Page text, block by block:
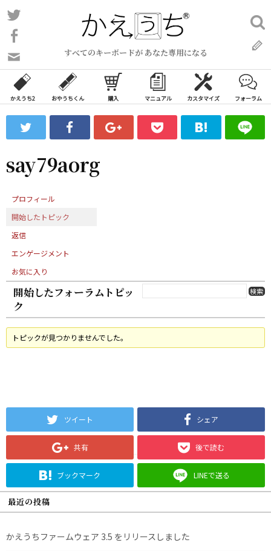
コ
ン
ン
ツ
ス
ッ
すべてのキーボードが あなた専用になる
い
合
わ
フ
ォ
ム
検
索:
かえうち2 おやうちくん 購入 マニュアル カスタマイズ フォーラム
say79aorg
プロフィール
開始したトピック
返信
エンゲージメント
お気に入り
開始したフォーラムトピッ
ク
トピックが見つかりませんでした。
ツイート シェア
共有 後で読む
ブックマーク LINEで送る
最近の投稿
かえうちファームウェア 3.5 をリリースしました